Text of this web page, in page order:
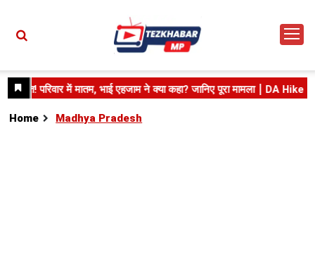
Home Madhya Pradesh